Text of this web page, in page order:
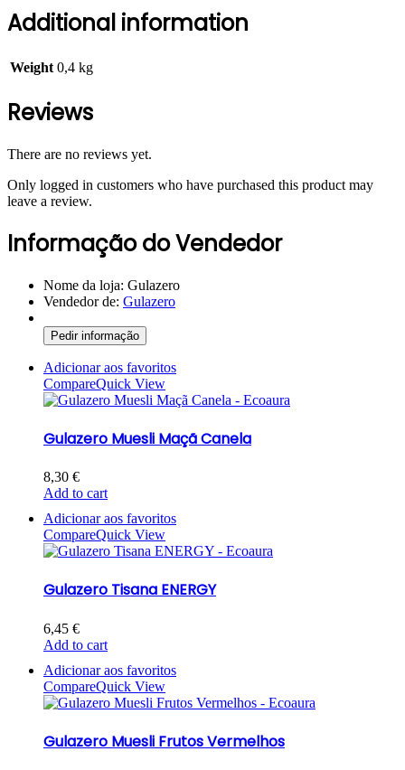
Additional information
Weight 0,4 kg
Reviews
There are no reviews yet.
Only logged in customers who have purchased this product may
leave a review.
Informação do Vendedor
Nome da loja: Gulazero
Vendedor de: Gulazero
Pedir informação
Adicionar aos favoritos
CompareQuick View
Gulazero Muesli Maçã Canela
8,30 €
Add to cart
Adicionar aos favoritos
CompareQuick View
Gulazero Tisana ENERGY
6,45 €
Add to cart
Adicionar aos favoritos
CompareQuick View
Gulazero Muesli Frutos Vermelhos